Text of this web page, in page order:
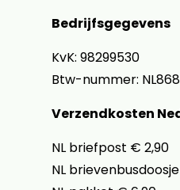
Bedrijfsgegevens
KvK: 98299530
Btw-nummer:
Verzendkosten
NL briefpost € 2,90
NL